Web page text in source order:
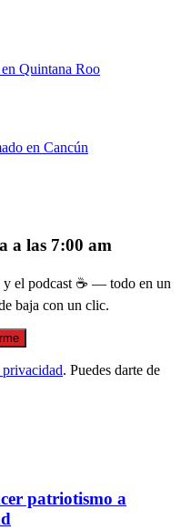
en Quintana Roo
en Cancún
a las 7:00 am
y el podcast ☕ — todo en un
baja con un clic.
. Puedes darte de
patriotismo a